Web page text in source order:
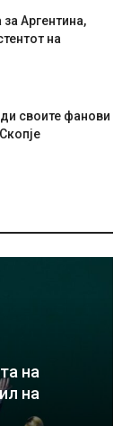
Аргентина,
на
своите фанови
на
на